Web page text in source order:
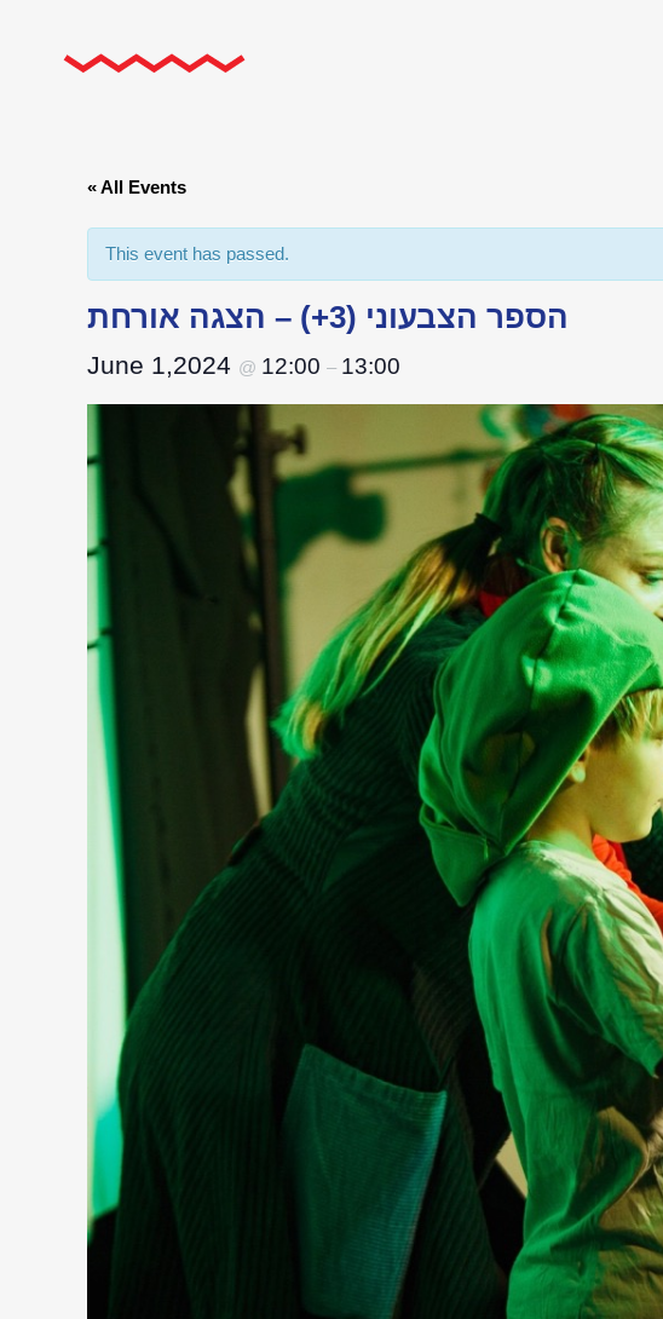
« All Events
This event has passed.
הספר הצבעוני (3+) – הצגה אורחת
June 1,2024 @ 12:00 – 13:00